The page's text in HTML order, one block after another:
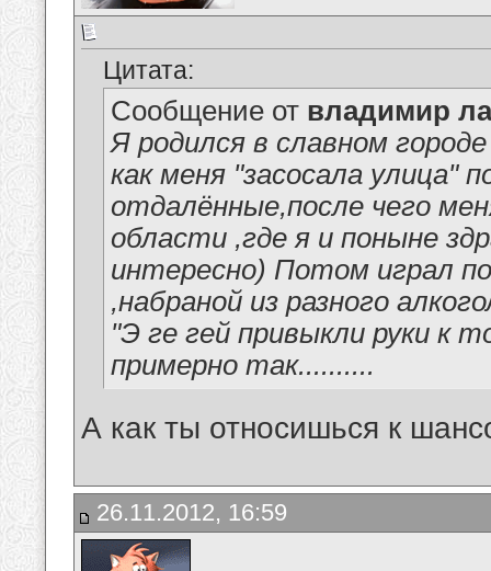
Цитата:
Сообщение от владимир
Я родился в славном
как меня "засосала улица"
отдалённые,после чего
области ,где я и поныне
интересно) Потом играл
,набраной из разного
"Э ге гей привыкли руки к
примерно так..........
А как ты относишься к
26.11.2012, 16:59